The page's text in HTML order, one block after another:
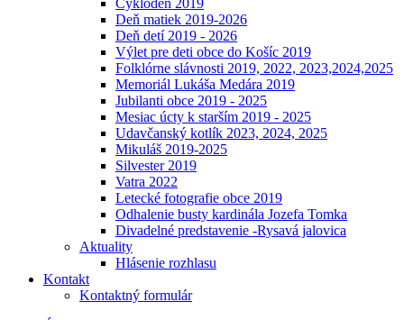
Cyklodeň 2019
Deň matiek 2019-2026
Deň detí 2019 - 2026
Výlet pre deti obce do Košíc 2019
Folklórne slávnosti 2019, 2022, 2023,2024,2025
Memoriál Lukáša Medára 2019
Jubilanti obce 2019 - 2025
Mesiac úcty k starším 2019 - 2025
Udavčanský kotlík 2023, 2024, 2025
Mikuláš 2019-2025
Silvester 2019
Vatra 2022
Letecké fotografie obce 2019
Odhalenie busty kardinála Jozefa Tomka
Divadelné predstavenie -Rysavá jalovica
Aktuality
Hlásenie rozhlasu
Kontakt
Kontaktný formulár